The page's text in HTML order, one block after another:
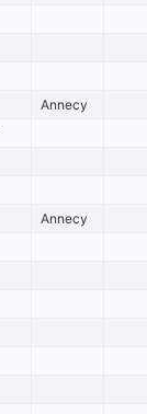
Annecy
Annecy